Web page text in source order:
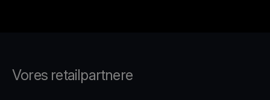
Vores retailpartnere